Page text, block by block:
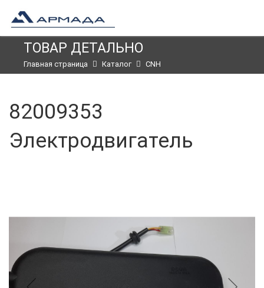
ТОВАР ДЕТАЛЬНО
Главная страница Каталог CNH
82009353
Электродвигатель